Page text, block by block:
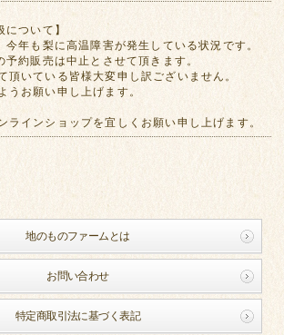
について】
年も梨に高温障害が発生している状況です。
約販売は中止とさせて頂きます。
頂いている皆様大変申し訳ございません。
うお願い申し上げます。
ラインショップを宜しくお願い申し上げます。
地のものファームとは
お問い合わせ
特定商取引法に基づく表記